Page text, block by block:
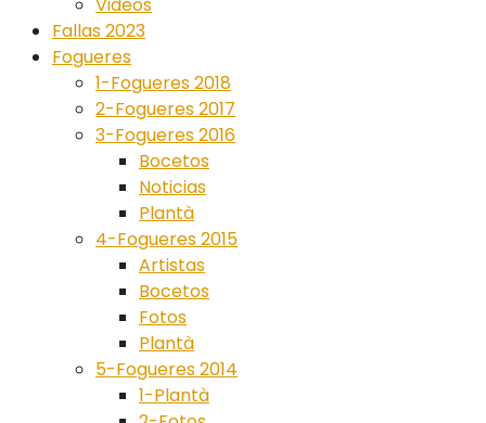
Fallas 2023
Fogueres
1-Fogueres 2018
2-Fogueres 2017
3-Fogueres 2016
Bocetos
Noticias
Plantà
4-Fogueres 2015
Artistas
Bocetos
Fotos
Plantà
5-Fogueres 2014
1-Plantà